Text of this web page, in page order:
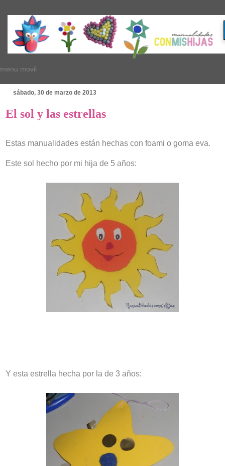
menu movil
sábado, 30 de marzo de 2013
El sol y las estrellas
Estas manualidades están hechas con foami o goma eva.
Este sol hecho por mi hija de 5 años:
Y esta estrella hecha por la de 3 años: